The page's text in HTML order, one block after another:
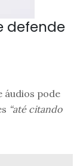
defende
áudios pode
“até citando